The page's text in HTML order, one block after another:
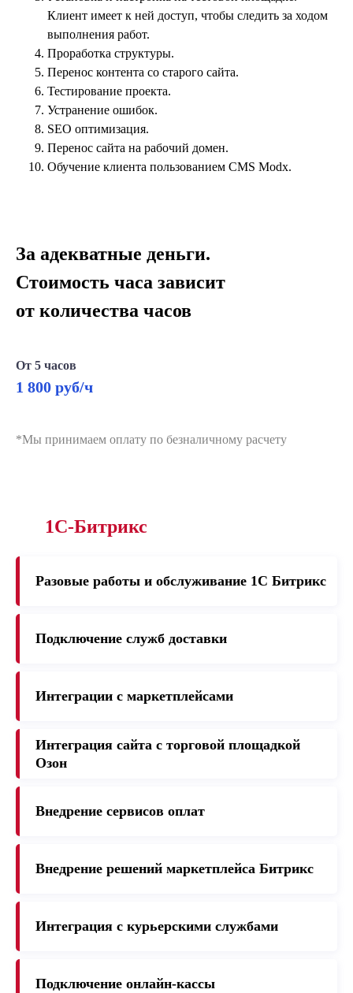
Клиент имеет к ней доступ, чтобы следить за ходом
выполнения работ.
Проработка структуры.
Перенос контента со старого сайта.
Тестирование проекта.
Устранение ошибок.
SEO оптимизация.
Перенос сайта на рабочий домен.
Обучение клиента пользованием CMS Modx.
За адекватные деньги.
Стоимость часа зависит
от количества часов
От 5 часов
1 800 руб/ч
*Мы принимаем оплату по безналичному расчету
1С-Битрикс
Разовые работы и обслуживание 1C Битрикс
Подключение служб доставки
Интеграции с маркетплейсами
Интеграция сайта с торговой площадкой
Озон
Внедрение сервисов оплат
Внедрение решений маркетплейса Битрикс
Интеграция с курьерскими службами
Подключение онлайн-кассы